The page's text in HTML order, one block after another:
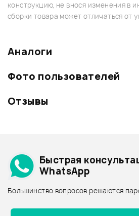
конструкцию, не внося изменения в
сборки товара может отличаться от
Аналоги
Фото пользователей
Загрузите свои фотографии
Отзывы
Архив товаров - дешевле
Архив товаров - дороже
Все товары FERNANDES
Архив товаров - новинки
Быстрая
WhatsApp
Большинство вопросов решаются